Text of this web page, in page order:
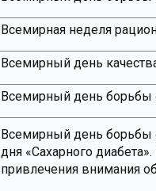
Всемирная неделя
Всемирный день
Всемирный день борьбы
Всемирный день борьбы
дня «Сахарного
привлечения внимания